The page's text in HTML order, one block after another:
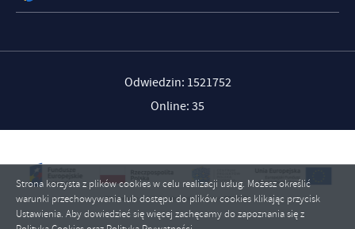
Odwiedzin: 1521752
Online: 35
Strona korzysta z plików cookies w celu realizacji usług. Możesz określić
warunki przechowywania lub dostępu do plików cookies klikając przycisk
Ustawienia. Aby dowiedzieć się więcej zachęcamy do zapoznania się z